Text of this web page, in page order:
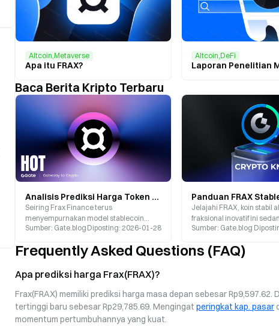
Altcoin,Metaverse
Apa itu FRAX?
Altcoin,DeFi
Baca Berita Kripto Terbaru
Analisis Prediksi Harga Token FRAX: Mampukah Mencapai Rekor Tertinggi Baru pada 2026?
Seiring Frax Finance terus
menyempurnakan model stablecoin
hibridanya dan memperluas
menjadi sesuatu yang jauh lebih berarti
daripada sekadar permainan angka.
Sumber: Gate.blog Diposting:2026-01-28
Jelajahi FRAX, koin stabil
fraksional inovatif ini
Keuangan Desentralisasi
Sumber: Gate.blog
Frequently Asked Questions (FAQ)
Apa prediksi harga Frax(FRAX)?
Frax(FRAX) memiliki prediksi harga masa depan sebesar
tertinggi baru sebesar Rp29,785.69. Mengingat peringkat kap. pasar
momentum pertumbuhannya yang kuat.